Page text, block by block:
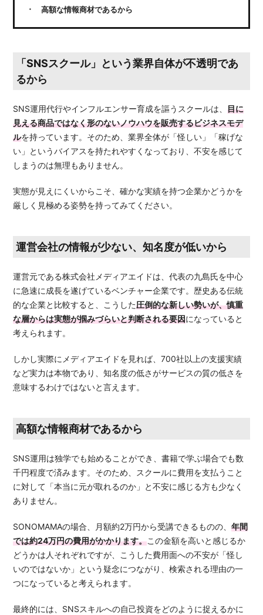
高額な情報商材であるから
「SNSスクール」という業界自体が不透明であ
るから
SNS運用代行やインフルエンサー育成を謳うスクールは、目に
見える商品ではなく形のないノウハウを販売するビジネスモデ
ルを持っています。そのため、業界全体が「怪しい」「稼げな
い」というバイアスを持たれやすくなっており、不安を感じて
しまうのは無理もありません。
実態が見えにくいからこそ、確かな実績を持つ企業かどうかを
厳しく見極める姿勢を持ってみてください。
運営会社の情報が少ない、知名度が低いから
運営元である株式会社メディアエイドは、代表の九島氏を中心
に急速に成長を遂げているベンチャー企業です。歴史ある伝統
的な企業と比較すると、こうした圧倒的な新しい勢いが、慎重
な層からは実態が掴みづらいと判断される要因になっていると
考えられます。
しかし実際にメディアエイドを見れば、700社以上の支援実績
など実力は本物であり、知名度の低さがサービスの質の低さを
意味するわけではないと言えます。
高額な情報商材であるから
SNS運用は独学でも始めることができ、書籍で学ぶ場合でも数
千円程度で済みます。そのため、スクールに費用を支払うこと
に対して「本当に元が取れるのか」と不安に感じる方も少なく
ありません。
SONOMAMAの場合、月額約2万円から受講できるものの、年間
では約24万円の費用がかかります。この金額を高いと感じるか
どうかは人それぞれですが、こうした費用面への不安が「怪し
いのではないか」という疑念につながり、検索される理由の一
つになっていると考えられます。
最終的には、SNSスキルへの自己投資をどのように捉えるかに